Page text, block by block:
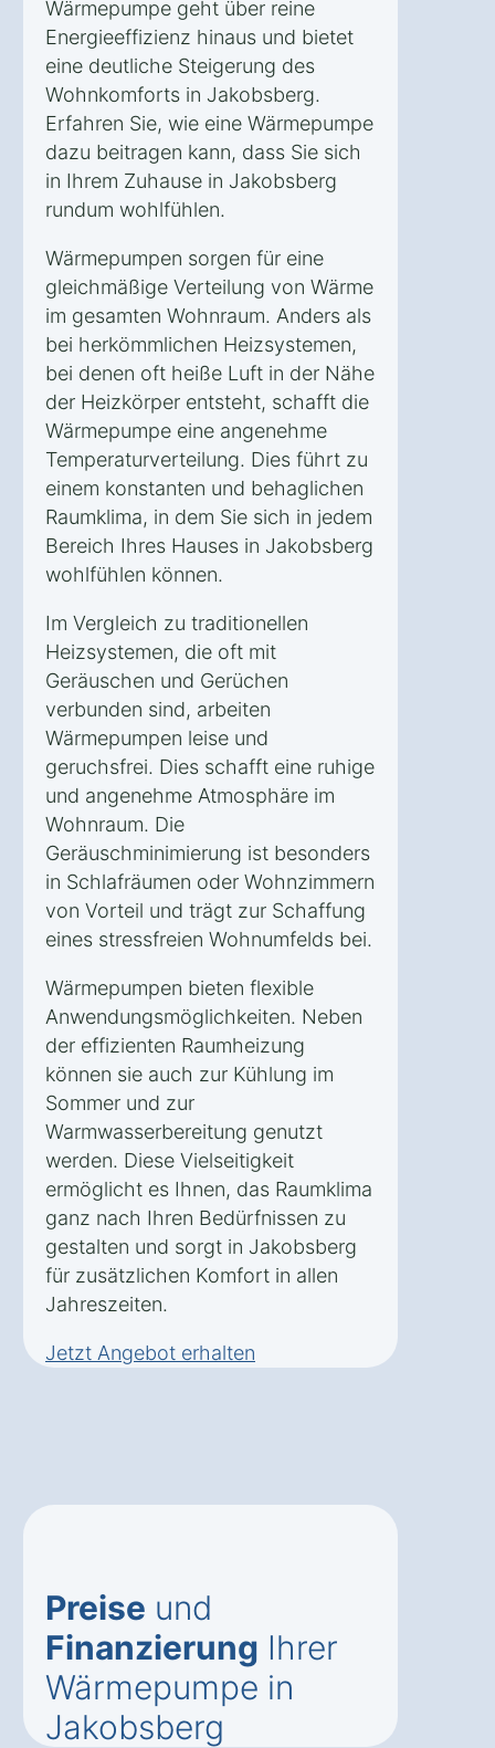
Wärmepumpe geht über reine
Energieeffizienz hinaus und bietet
eine deutliche Steigerung des
Wohnkomforts in Jakobsberg.
Erfahren Sie, wie eine Wärmepumpe
dazu beitragen kann, dass Sie sich
in Ihrem Zuhause in Jakobsberg
rundum wohlfühlen.
Wärmepumpen sorgen für eine
gleichmäßige Verteilung von Wärme
im gesamten Wohnraum. Anders als
bei herkömmlichen Heizsystemen,
bei denen oft heiße Luft in der Nähe
der Heizkörper entsteht, schafft die
Wärmepumpe eine angenehme
Temperaturverteilung. Dies führt zu
einem konstanten und behaglichen
Raumklima, in dem Sie sich in jedem
Bereich Ihres Hauses in Jakobsberg
wohlfühlen können.
Im Vergleich zu traditionellen
Heizsystemen, die oft mit
Geräuschen und Gerüchen
verbunden sind, arbeiten
Wärmepumpen leise und
geruchsfrei. Dies schafft eine ruhige
und angenehme Atmosphäre im
Wohnraum. Die
Geräuschminimierung ist besonders
in Schlafräumen oder Wohnzimmern
von Vorteil und trägt zur Schaffung
eines stressfreien Wohnumfelds bei.
Wärmepumpen bieten flexible
Anwendungsmöglichkeiten. Neben
der effizienten Raumheizung
können sie auch zur Kühlung im
Sommer und zur
Warmwasserbereitung genutzt
werden. Diese Vielseitigkeit
ermöglicht es Ihnen, das Raumklima
ganz nach Ihren Bedürfnissen zu
gestalten und sorgt in Jakobsberg
für zusätzlichen Komfort in allen
Jahreszeiten.
Jetzt Angebot erhalten
Preise und
Finanzierung Ihrer
Wärmepumpe in
Jakobsberg